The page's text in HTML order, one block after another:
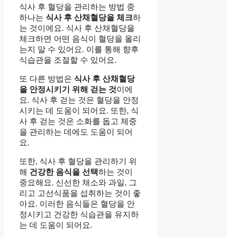
식사 후 혈당을 관리하는 방법 중
하나는 식사 후 산채혈당을 체크하
는 것이에요. 식사 후 산채혈당을
체크하면 어떤 음식이 혈당을 올리
는지 알 수 있어요. 이를 통해 향후
식습관을 조절할 수 있어요.
또 다른 방법은 식사 후 산채혈당
을 안정시키기 위해 걷는 것이에
요. 식사 후 걷는 것은 혈당을 안정
시키는 데 도움이 되어요. 또한, 식
사 후 걷는 것은 소화를 돕고 체중
을 관리하는 데에도 도움이 되어
요.
또한, 식사 후 혈당을 관리하기 위
해 건강한 음식을 선택하는 것이
중요해요. 신선한 채소와 과일, 그
리고 고선식품을 섭취하는 것이 좋
아요. 이러한 음식들은 혈당을 안
정시키고 건강한 식습관을 유지하
는 데 도움이 되어요.